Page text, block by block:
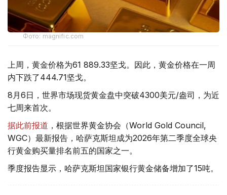
Фото: magnific.com
上周，黄金价格为61 889.33坚戈。因此，黄金价格在一周
内下跌了444.71坚戈。
8月6日，世界市场现货黄金盘中突破4300美元/盎司，为近
七周来首次。
据此前报道 ，根据世界黄金协会（World Gold Council,
WGC）最新报告，哈萨克斯坦成为2026年第二季度全球央
行黄金购买量排名前五的国家之一。
季度报告显示，哈萨克斯坦国家银行黄金储备增加了15吨。